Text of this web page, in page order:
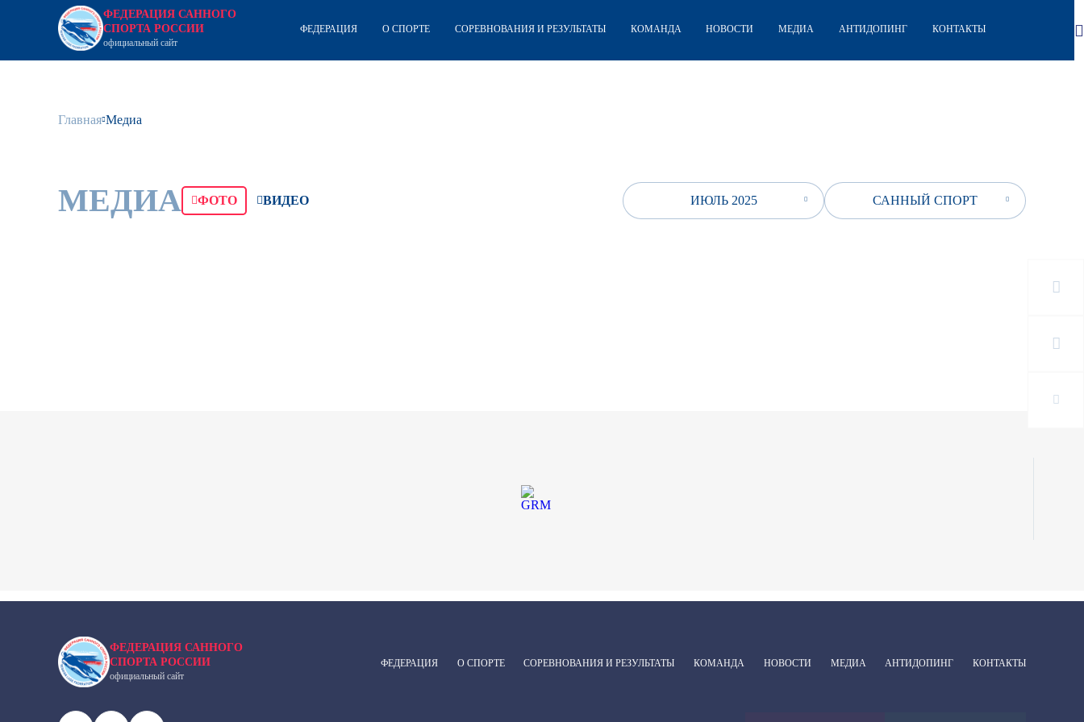
ФЕДЕРАЦИЯ САННОГО
СПОРТА РОССИИ
официальный сайт
ФЕДЕРАЦИЯ О СПОРТЕ СОРЕВНОВАНИЯ И РЕЗУЛЬТАТЫ КОМАНДА НОВОСТИ МЕДИА АНТИДОПИНГ КОНТАКТЫ
Главная Медиа
МЕДИА ФОТО ВИДЕО ИЮЛЬ 2025 САННЫЙ СПОРТ
ФЕДЕРАЦИЯ САННОГО
СПОРТА РОССИИ
официальный сайт
ФЕДЕРАЦИЯ О СПОРТЕ СОРЕВНОВАНИЯ И РЕЗУЛЬТАТЫ КОМАНДА НОВОСТИ МЕДИА АНТИДОПИНГ КОНТАКТЫ